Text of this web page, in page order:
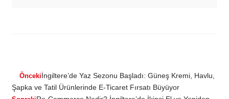
Öncekiİngiltere’de Yaz Sezonu Başladı: Güneş Kremi, Havlu,
Şapka ve Tatil Ürünlerinde E-Ticaret Fırsatı Büyüyor